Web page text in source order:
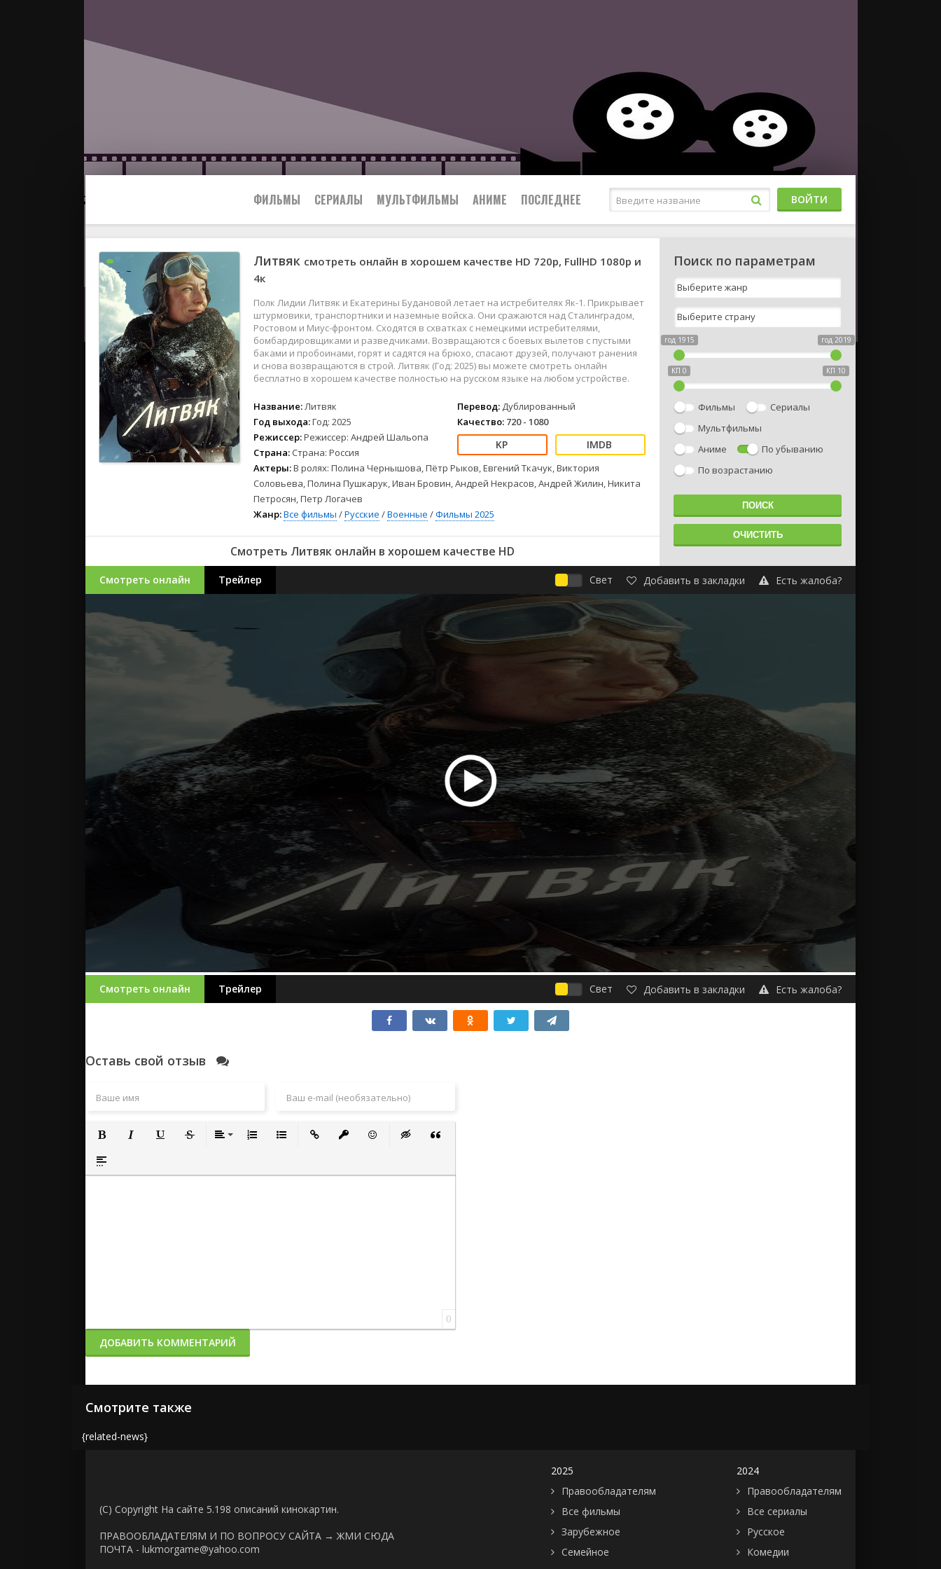
ФИЛЬМЫ
Все
2024
2023
2022
2021
СССР
Зарубежные
Военные
Детективы
Детские
Драмы
Комедии
Криминал
Приключения
Семейные
Спорт
Триллеры
Ужасы
Фэнтези
СЕРИАЛЫ МУЛЬТФИЛЬМЫ АНИМЕ ПОСЛЕДНЕЕ
Все
2023
2022
2021
СССР
Зарубежные
Фильмы из соцетей
ВОЙТИ
Литвяк смотреть онлайн в хорошем качестве HD 720p, FullHD 1080р и
4к
Полк Лидии Литвяк и Екатерины Будановой летает на истребителях Як-1. Прикрывает
штурмовики, транспортники и наземные войска. Они сражаются над Сталинградом,
Ростовом и Миус-фронтом. Сходятся в схватках с немецкими истребителями,
бомбардировщиками и разведчиками. Возвращаются с боевых вылетов с пустыми
баками и пробоинами, горят и садятся на брюхо, спасают друзей, получают ранения
и снова возвращаются в строй. Литвяк (Год: 2025) вы можете смотреть онлайн
бесплатно в хорошем качестве полностью на русском языке на любом устройстве.
Название:Литвяк
Год выхода:Год: 2025
Режиссер:Режиссер: Андрей Шальопа
Страна: Страна: Россия
Перевод: Дублированный
Качество: 720 - 1080
Актеры:В ролях: Полина Чернышова, Пётр Рыков, Евгений Ткачук, Виктория
Соловьева, Полина Пушкарук, Иван Бровин, Андрей Некрасов, Андрей Жилин, Никита
Петросян, Петр Логачев
Жанр:Все фильмы /Русские /Военные /Фильмы 2025
Смотреть Литвяк онлайн в хорошем качестве HD
Поиск по параметрам
год 1915 год 2019
КП 0 КП 10
Фильмы
Сериалы
Мультфильмы
Аниме
По убыванию
По возрастанию
Смотреть онлайн Трейлер Свет Добавить в закладки Есть жалоба?
Смотреть онлайн Трейлер Свет Добавить в закладки Есть жалоба?
Оставь свой отзыв
Полужирный
Вставка спойлера
0
ДОБАВИТЬ КОММЕНТАРИЙ
Смотрите также
{related-news}
(C) Copyright На сайте 5.198 описаний кинокартин.
ПРАВООБЛАДАТЕЛЯМ И ПО ВОПРОСУ САЙТА → ЖМИ СЮДА
ПОЧТА - lukmorgame@yahoo.com
2025
Правообладателям
Все фильмы
Зарубежное
Семейное
2024
Правообладателям
Все сериалы
Русское
Комедии